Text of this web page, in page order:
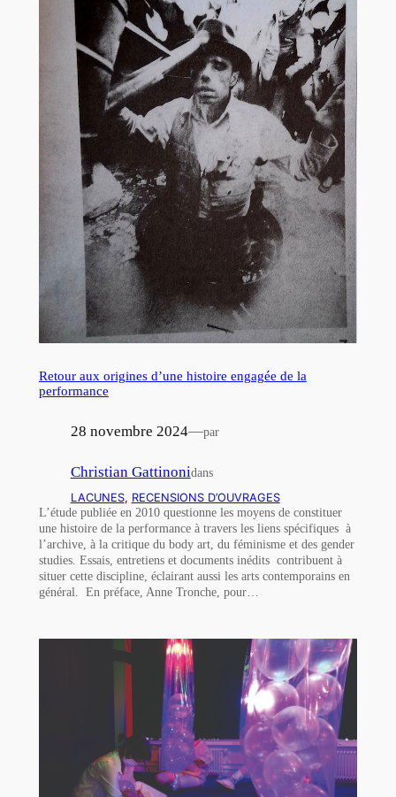
Retour aux origines d’une histoire engagée de la
performance
28 novembre 2024—par
Christian Gattinonidans
LACUNES, RECENSIONS D’OUVRAGES
L’étude publiée en 2010 questionne les moyens de constituer
une histoire de la performance à travers les liens spécifiques à
l’archive, à la critique du body art, du féminisme et des gender
studies. Essais, entretiens et documents inédits contribuent à
situer cette discipline, éclairant aussi les arts contemporains en
général. En préface, Anne Tronche, pour…